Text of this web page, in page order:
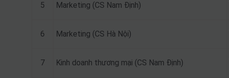
5 Marketing (CS Nam Định)
6 Marketing (CS Hà Nội)
7 Kinh doanh thương mại (CS Nam Định)